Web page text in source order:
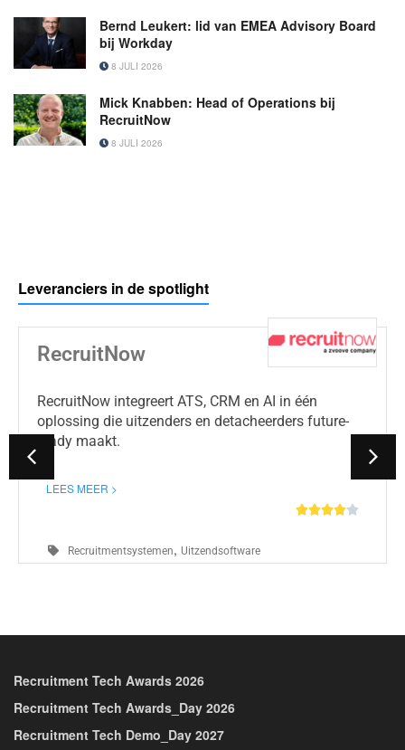
Bernd Leukert: lid van EMEA Advisory Board
bij Workday
8 JULI 2026
Mick Knabben: Head of Operations bij
RecruitNow
8 JULI 2026
Leveranciers in de spotlight
RecruitNow
RecruitNow integreert ATS, CRM en AI in één
oplossing die uitzenders en detacheerders future-
ready maakt.
LEES MEER >

Recruitmentsystemen, Uitzendsoftware
Recruitment Tech Awards 2026
Recruitment Tech Awards_Day 2026
Recruitment Tech Demo_Day 2027